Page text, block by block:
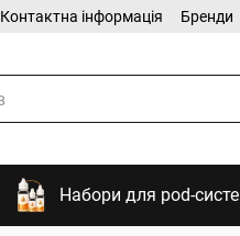
Контактна інформація Бренди
Набори для pod-